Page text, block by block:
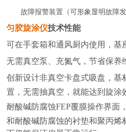
故障报警装置（可形象显明故障发
匀胶旋涂仪技术性能
可在手套箱和通风厨内使用，基
无需真空泵、充氮气，节省保养
创新设计非真空卡盘式吸盘，基
置，无需抽真空，就能达到旋涂
耐酸碱防腐蚀FEP覆膜操作界面
和耐酸碱防腐蚀的衬垫和聚丙